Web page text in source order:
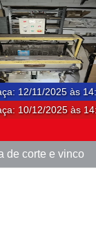
: 12/11/2025 às
10/12/2025 às
de corte e vinco